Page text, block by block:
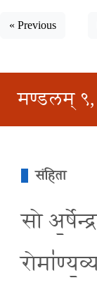
« Previous
मण्डलम्
संहिता
सो